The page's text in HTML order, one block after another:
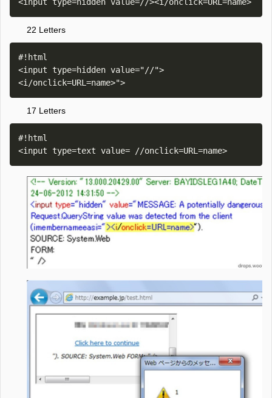
22 Letters
#!html
<input type=hidden value="//">
17 Letters
#!html